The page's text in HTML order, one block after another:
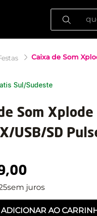
O que está
Caixa de Som
Sul/Sudeste
Som
USB/SD
,00
ADICIONAR AO